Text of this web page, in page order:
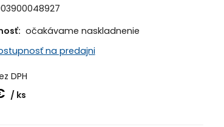
očakávame naskladnenie
na predajni
DPH
ks